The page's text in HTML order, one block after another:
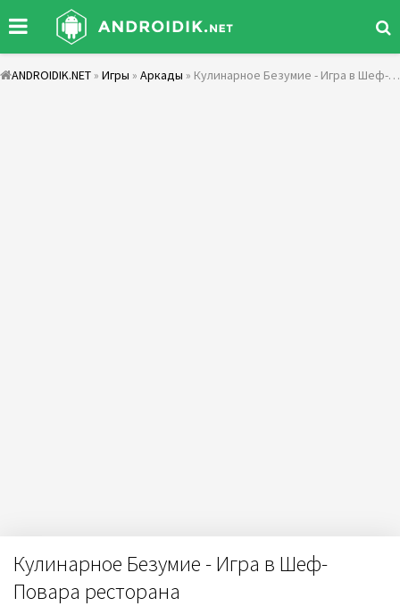
ANDROIDIK.NET » Игры » Аркады » Кулинарное Безумие - Игра в Шеф-Повара ресторана
Кулинарное Безумие - Игра в Шеф-
Повара ресторана